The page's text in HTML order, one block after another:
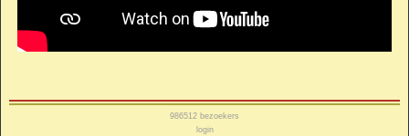
986512 bezoekers
login